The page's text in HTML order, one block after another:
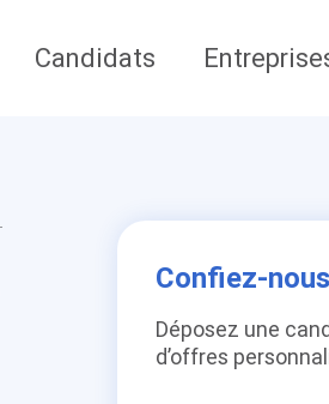
Candidats
Confiez-
Déposez une
d’offres